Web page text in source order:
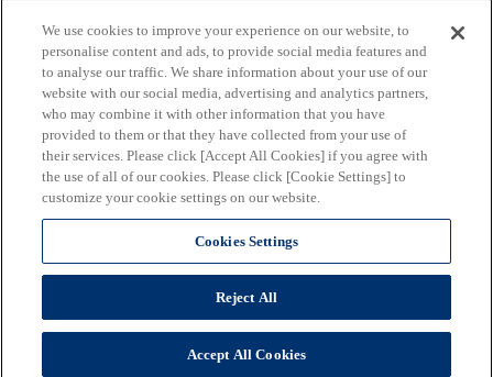
ホームページ評価アンケート
住所
163-8001 東京都新宿区西新宿2-8-1
メール
S0290106(at)section.metro.tokyo.jp
担当部署
東京都産業労働局総務部企画調整課
We use cookies to improve your experience on our website, to
personalise content and ads, to provide social media features and
to analyse our traffic. We share information about your use of our
website with our social media, advertising and analytics partners,
who may combine it with other information that you have
provided to them or that they have collected from your use of
their services. Please click [Accept All Cookies] if you agree with
the use of all of our cookies. Please click [Cookie Settings] to
customize your cookie settings on our website.
Cookies Settings
Reject All
Accept All Cookies